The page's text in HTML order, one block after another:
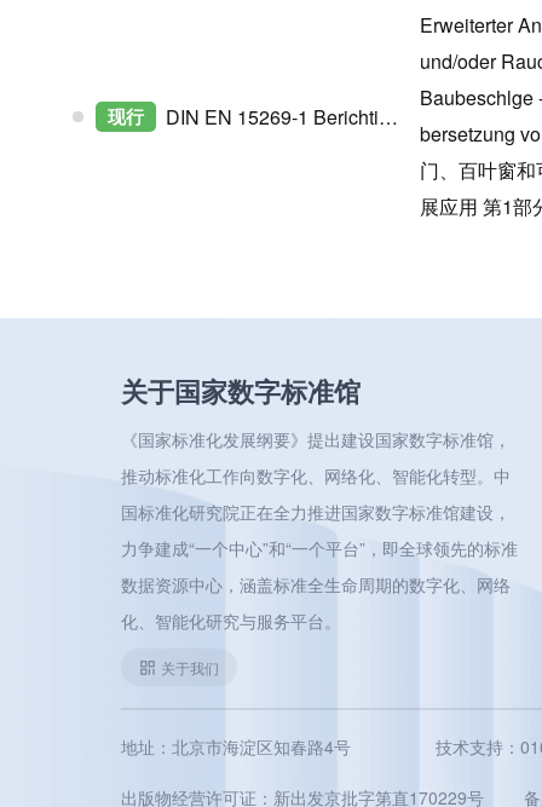
现行 DIN EN 15269-1 Berichtigung 1-2020-08
Erweiterter
und/oder
Baubeschlge
bersetzung
门、百叶窗
展应用 第1部
关于国家数字标准馆
《国家标准化发展纲要》提出建设国家数字标准馆，
推动标准化工作向数字化、网络化、智能化转型。中
国标准化研究院正在全力推进国家数字标准馆建设，
力争建成“一个中心”和“一个平台”，即全球领先的标准
数据资源中心，涵盖标准全生命周期的数字化、网络
化、智能化研究与服务平台。
关于我们
地址：北京市海淀区知春路4号 技术支持：
出版物经营许可证：新出发京批字第直170229号